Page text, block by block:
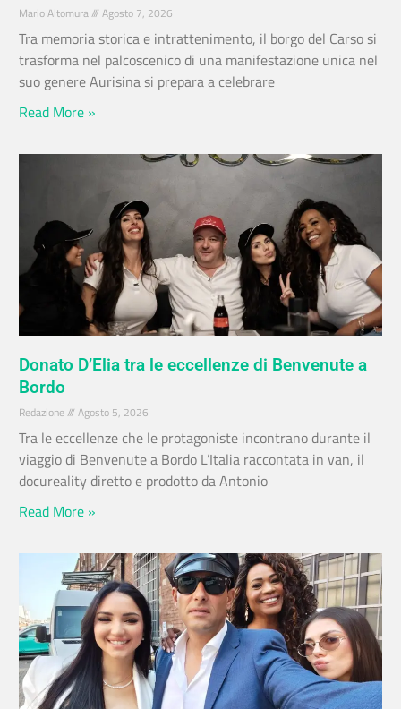
Mario Altomura Agosto 7, 2026
Tra memoria storica e intrattenimento, il borgo del Carso si
trasforma nel palcoscenico di una manifestazione unica nel
suo genere Aurisina si prepara a celebrare
Read More »
Donato D’Elia tra le eccellenze di Benvenute a
Bordo
Redazione Agosto 5, 2026
Tra le eccellenze che le protagoniste incontrano durante il
viaggio di Benvenute a Bordo L’Italia raccontata in van, il
docureality diretto e prodotto da Antonio
Read More »